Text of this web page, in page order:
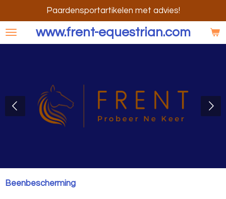
direct
naar
www.frent-equestrian.com
Paardensportartikelen met advies!
Beenbescherming